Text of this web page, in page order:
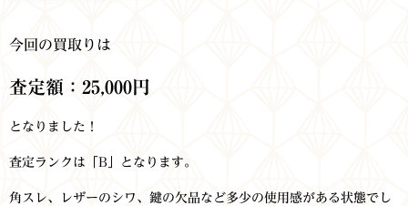
今回の買取りは
査定額：25,000円
となりました！
査定ランクは「B」となります。
角スレ、レザーのシワ、鍵の欠品など多少の使用感がある状態でし